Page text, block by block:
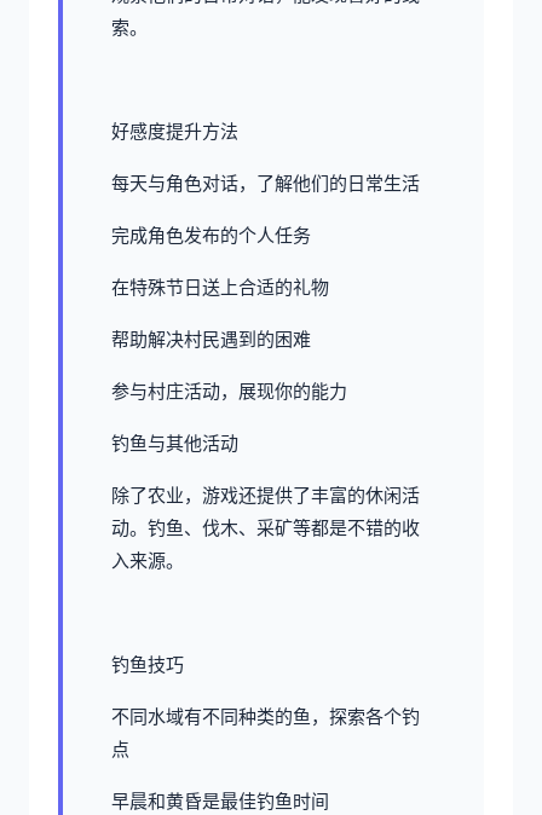
索。
好感度提升方法
每天与角色对话，了解他们的日常生活
完成角色发布的个人任务
在特殊节日送上合适的礼物
帮助解决村民遇到的困难
参与村庄活动，展现你的能力
钓鱼与其他活动
除了农业，游戏还提供了丰富的休闲活
动。钓鱼、伐木、采矿等都是不错的收
入来源。
钓鱼技巧
不同水域有不同种类的鱼，探索各个钓
点
早晨和黄昏是最佳钓鱼时间